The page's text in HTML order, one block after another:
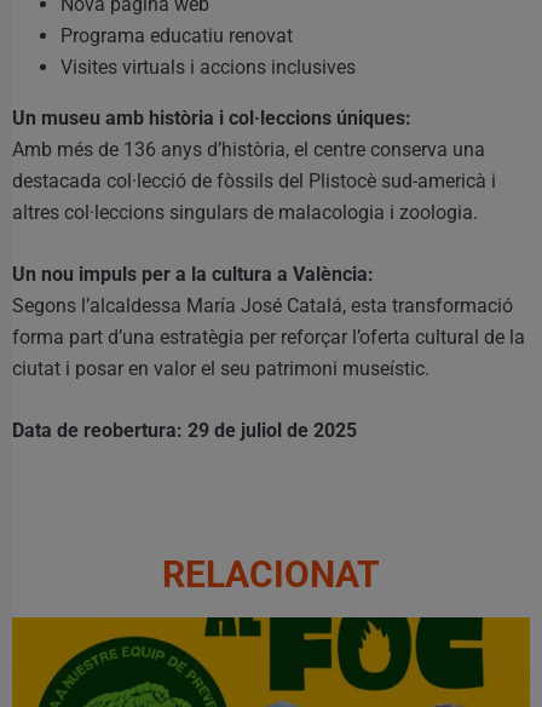
Programa educatiu renovat
Visites virtuals i accions inclusives
Un museu amb història i col·leccions úniques:
Amb més de 136 anys d’història, el centre conserva una
destacada col·lecció de fòssils del Plistocè sud-americà i
altres col·leccions singulars de malacologia i zoologia.
Un nou impuls per a la cultura a València:
Segons l’alcaldessa María José Catalá, esta transformació
forma part d’una estratègia per reforçar l’oferta cultural de la
ciutat i posar en valor el seu patrimoni museístic.
Data de reobertura: 29 de juliol de 2025
RELACIONAT